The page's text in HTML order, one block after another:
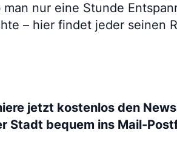
nur eine Stunde
– hier findet jeder seinen
jetzt kostenlos den
Stadt bequem ins Mail-